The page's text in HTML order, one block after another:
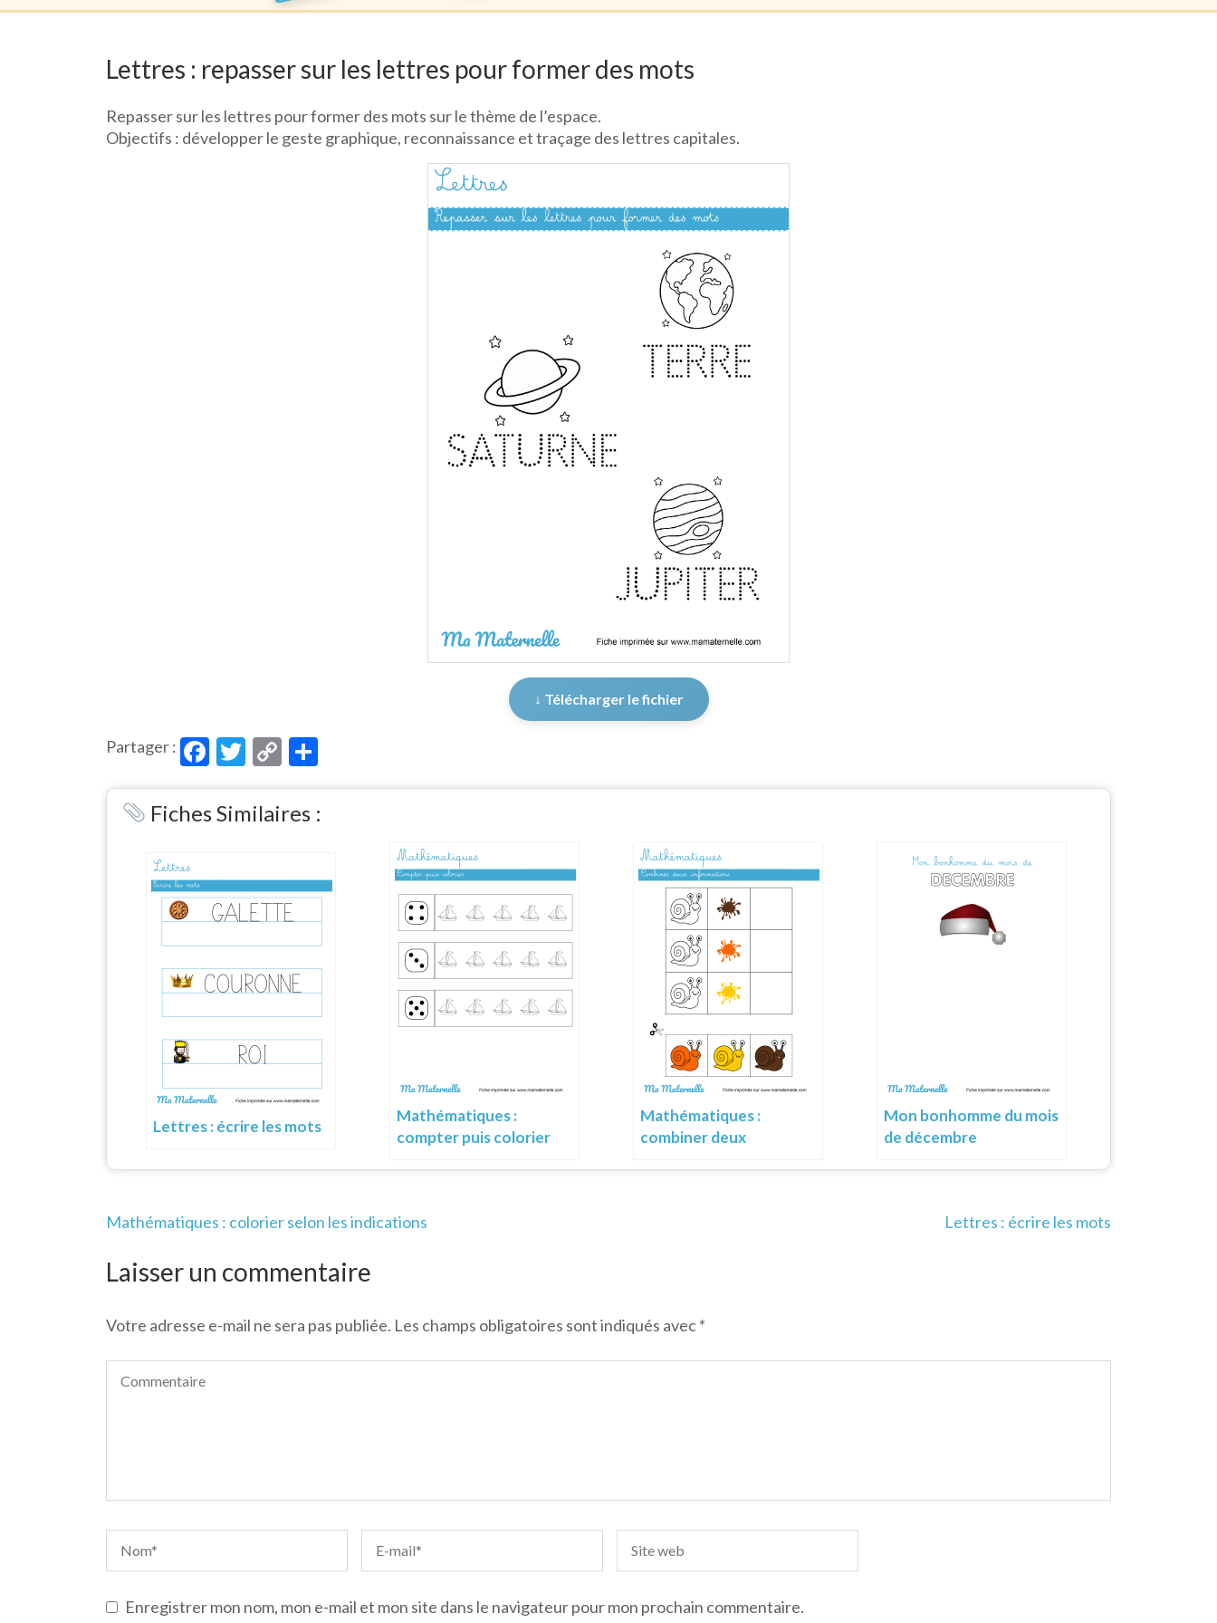
Lettres : repasser sur les lettres pour former des mots
Repasser sur les lettres pour former des mots sur le thème de l’espace.
Objectifs : développer le geste graphique, reconnaissance et traçage des lettres capitales.
↓ Télécharger le fichier
Partager : Facebook
Twitter
Copy
Link
Fiches Similaires :
Lettres : écrire les mots
Mathématiques :
compter puis colorier
Mathématiques :
combiner deux
Mon bonhomme du mois
de décembre
Navigation
l’article
Mathématiques : colorier selon les indications Lettres : écrire les mots
Laisser un commentaire
Votre adresse e-mail ne sera pas publiée. Les champs obligatoires sont indiqués avec*
Enregistrer mon nom, mon e-mail et mon site dans le navigateur pour mon prochain commentaire.